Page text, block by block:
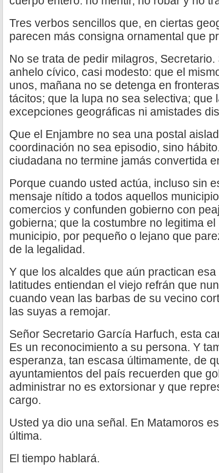
Tres verbos sencillos que, en ciertas
parecen más consigna ornamental que
No se trata de pedir milagros,
anhelo cívico, casi modesto: que el
unos, mañana no se detenga en
tácitos; que la lupa no sea selectiva; que
excepciones geográficas ni amistades
Que el Enjambre no sea una postal
coordinación no sea episodio, sino
ciudadana no termine jamás convertida
Porque cuando usted actúa, incluso sin
mensaje nítido a todos aquellos
comercios y confunden gobierno con
gobierna; que la costumbre no legitima
municipio, por pequeño o lejano que
de la legalidad.
Y que los alcaldes que aún practican
latitudes entiendan el viejo refrán que
cuando vean las barbas de su vecino
las suyas a remojar.
Señor Secretario García Harfuch, esta
Es un reconocimiento a su persona. Y
esperanza, tan escasa últimamente, de
ayuntamientos del país recuerden que
administrar no es extorsionar y que
cargo.
Usted ya dio una señal. En Matamoros
última.
El tiempo hablará.